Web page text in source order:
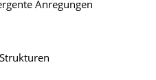
Anregungen